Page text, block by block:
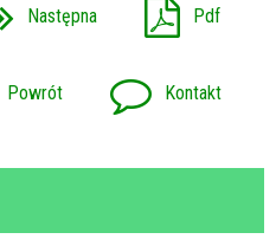
Następna Pdf
Powrót Kontakt